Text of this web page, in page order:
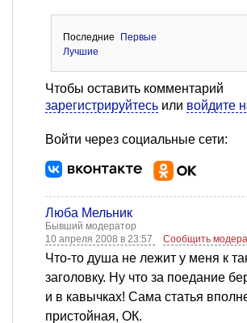
Последние
Первые
Лучшие
Чтобы оставить комментарий
зарегистрируйтесь или войдите
Войти через социальные сети:
Люба Мельник
Бывший модератор
10 апреля 2008 в 23:57
Сообщить
Что-то душа не лежит у меня к
заголовку. Ну что за поедание
и в кавычках! Сама статья
пристойная, ОК.